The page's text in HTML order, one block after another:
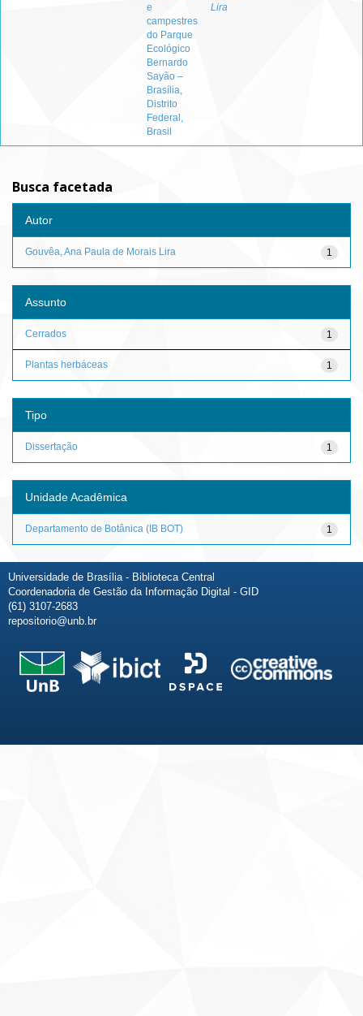
e
campestres
do Parque
Ecológico
Bernardo
Sayão –
Brasília,
Distrito
Federal,
Brasil
Lira
Busca facetada
Autor
1
Gouvêa, Ana Paula de Morais Lira
Assunto
1
Cerrados
1
Plantas herbáceas
Tipo
1
Dissertação
Unidade Acadêmica
1
Departamento de Botânica (IB BOT)
Universidade de Brasília - Biblioteca Central
Coordenadoria de Gestão da Informação Digital - GID
(61) 3107-2683
repositorio@unb.br